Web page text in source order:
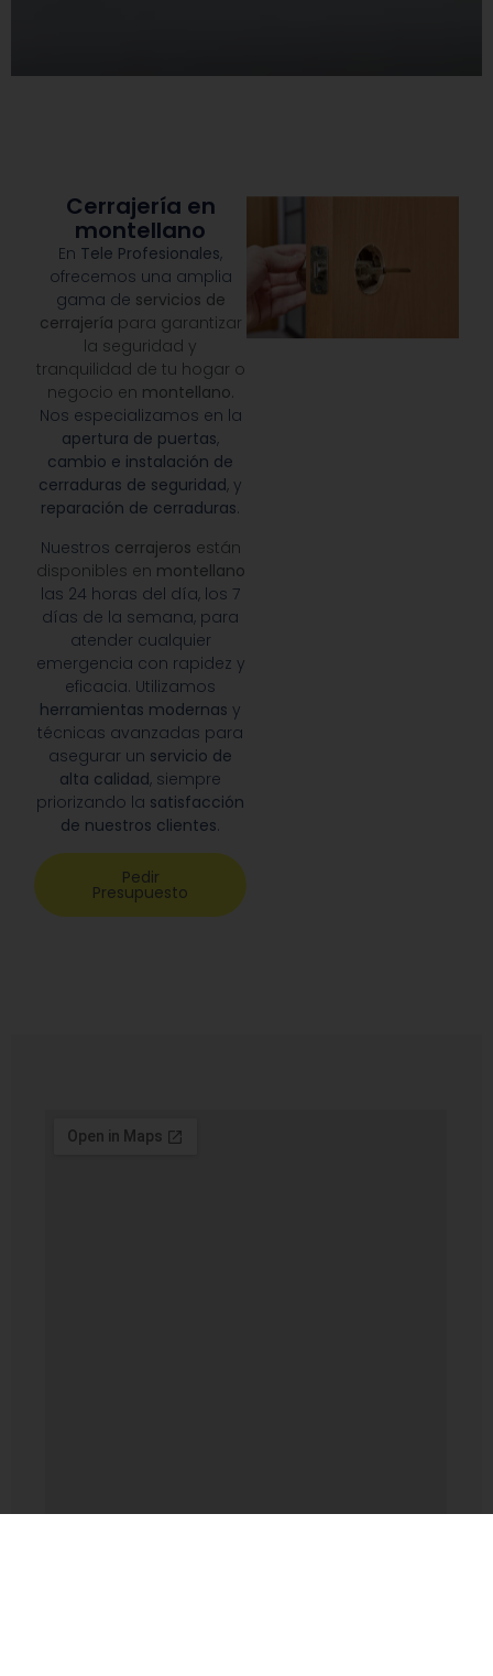
Cerrajería en
montellano
En Tele Profesionales,
ofrecemos una amplia
gama de servicios de
cerrajería para garantizar
la seguridad y
tranquilidad de tu hogar o
negocio en montellano.
Nos especializamos en la
apertura de puertas,
cambio e instalación de
cerraduras de seguridad, y
reparación de cerraduras.
Nuestros cerrajeros están
disponibles en montellano
las 24 horas del día, los 7
días de la semana, para
atender cualquier
emergencia con rapidez y
eficacia. Utilizamos
herramientas modernas y
técnicas avanzadas para
asegurar un servicio de
alta calidad, siempre
priorizando la satisfacción
de nuestros clientes.
Pedir
Presupuesto